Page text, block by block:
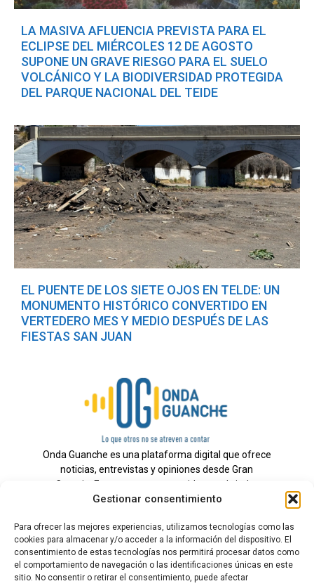
Gestionar consentimiento
Para ofrecer las mejores experiencias, utilizamos tecnologías como las
cookies para almacenar y/o acceder a la información del dispositivo. El
consentimiento de estas tecnologías nos permitirá procesar datos como
el comportamiento de navegación o las identificaciones únicas en este
sitio. No consentir o retirar el consentimiento, puede afectar
LA MASIVA AFLUENCIA PREVISTA PARA EL
ECLIPSE DEL MIÉRCOLES 12 DE AGOSTO
SUPONE UN GRAVE RIESGO PARA EL SUELO
VOLCÁNICO Y LA BIODIVERSIDAD PROTEGIDA
DEL PARQUE NACIONAL DEL TEIDE
EL PUENTE DE LOS SIETE OJOS EN TELDE: UN
MONUMENTO HISTÓRICO CONVERTIDO EN
VERTEDERO MES Y MEDIO DESPUÉS DE LAS
FIESTAS SAN JUAN
Onda Guanche es una plataforma digital que ofrece
noticias, entrevistas y opiniones desde Gran
Canaria. Estamos comprometidos con brindar
información veraz y un periodismo independiente a
Todos los derechos reservados.